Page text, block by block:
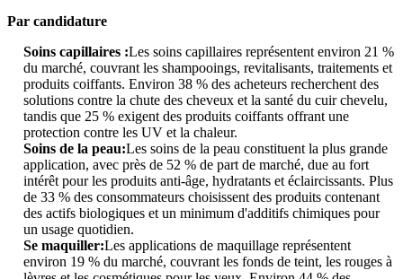
Par candidature
Soins capillaires :Les soins capillaires représentent environ 21 %
du marché, couvrant les shampooings, revitalisants, traitements et
produits coiffants. Environ 38 % des acheteurs recherchent des
solutions contre la chute des cheveux et la santé du cuir chevelu,
tandis que 25 % exigent des produits coiffants offrant une
protection contre les UV et la chaleur.
Soins de la peau:Les soins de la peau constituent la plus grande
application, avec près de 52 % de part de marché, due au fort
intérêt pour les produits anti-âge, hydratants et éclaircissants. Plus
de 33 % des consommateurs choisissent des produits contenant
des actifs biologiques et un minimum d'additifs chimiques pour
un usage quotidien.
Se maquiller:Les applications de maquillage représentent
environ 19 % du marché, couvrant les fonds de teint, les rouges à